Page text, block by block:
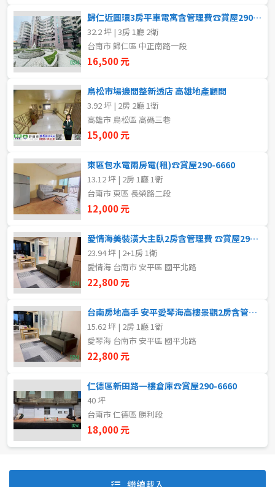
預設排序
~ 樓
格局
不拘
1房
2房 3房
租金(元)
自租
房東自租
歸仁近圓環3房平車電寓含管理費☎️賞屋290-6660
32.2 坪 | 3房 1廳 2衛
台南市 歸仁區 中正南路一段
16,500 元
鳥松市場邊間整新透店 高雄地產顧問
3.92 坪 | 2房 2廳 1衛
高雄市 鳥松區 高碼三巷
15,000 元
東區包水電兩房電(租)☎️賞屋290-6660
13.12 坪 | 2房 1廳 1衛
台南市 東區 長榮路二段
12,000 元
愛情海美裝潢大主臥2房含管理費 ☎️賞屋290-6660
23.94 坪 | 2+1房 1衛
愛情海 台南市 安平區 國平北路
22,800 元
台南房地高手 安平愛琴海高樓景觀2房含管理費
15.62 坪 | 2房 1廳 1衛
愛琴海 台南市 安平區 國平北路
22,800 元
仁德區新田路一樓倉庫☎️賞屋290-6660
40 坪
台南市 仁德區 勝利段
18,000 元
繼續載入